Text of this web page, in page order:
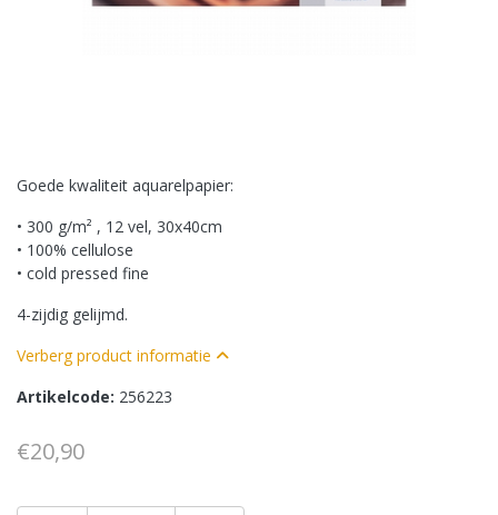
Goede kwaliteit aquarelpapier:
• 300 g/m² , 12 vel, 30x40cm
• 100% cellulose
• cold pressed fine
4-zijdig gelijmd.
Verberg product informatie
Artikelcode: 256223
€20,90